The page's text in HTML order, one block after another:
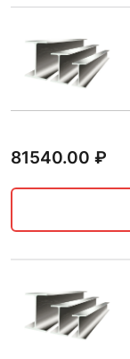
81540.00 ₽